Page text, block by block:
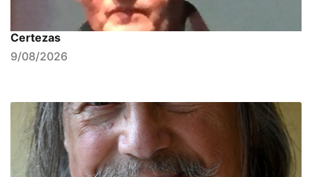
Certezas
9/08/2026